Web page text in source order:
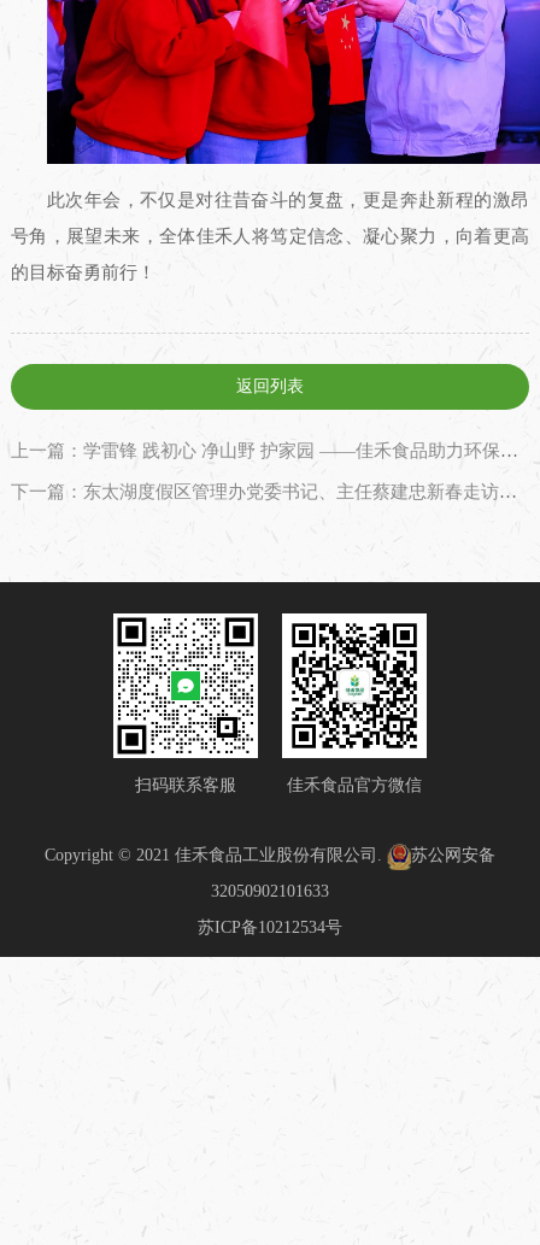
此次年会，不仅是对往昔奋斗的复盘，更是奔赴新程的激昂
号角，展望未来，全体佳禾人将笃定信念、凝心聚力，向着更高
的目标奋勇前行！
返回列表
上一篇：学雷锋 践初心 净山野 护家园 ——佳禾食品助力环保与公益同行
下一篇：东太湖度假区管理办党委书记、主任蔡建忠新春走访佳禾食品
扫码联系客服 佳禾食品官方微信
Copyright © 2021 佳禾食品工业股份有限公司.
苏公网安备
32050902101633
苏ICP备10212534号